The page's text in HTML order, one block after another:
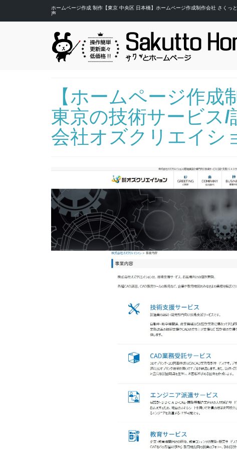
ホームページ作成 制作【東京 中央区 日本橋】ホームページ作成制作会社 さくっ
声
【ホームページ作成
東京の技術サービス
会社オズクリエイシ